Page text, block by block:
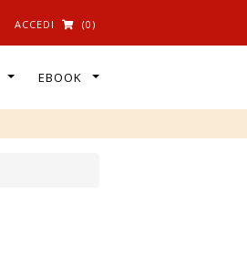
ACCEDI (0)
EBOOK